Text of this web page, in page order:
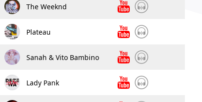
The Weeknd
Plateau
Sanah & Vito Bambino
Lady Pank